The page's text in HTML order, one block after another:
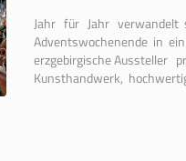
Jahr für Jahr verwandelt
Adventswochenende in
erzgebirgische Aussteller
Kunsthandwerk,